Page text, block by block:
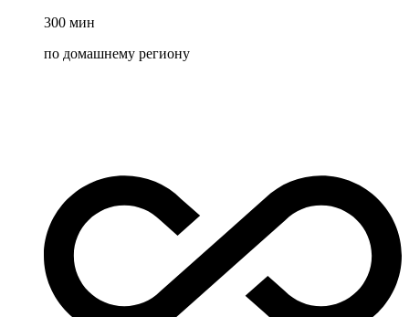
300 мин
по домашнему региону